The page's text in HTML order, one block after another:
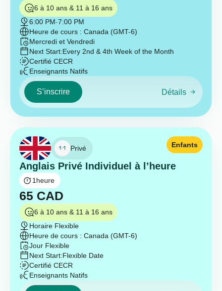
6 à 10 ans & 11 à 16 ans
6:00 PM-7:00 PM
Heure de cours : Canada (GMT-6)
Mercredi et Vendredi
Next Start:Every 2nd & 4th Week of the Month
Certifié CECR
Enseignants Natifs
S’inscrire Détails
Privé
Anglais Privé Individuel à l’heure
Enfants
1heure
65 CAD
6 à 10 ans & 11 à 16 ans
Horaire Flexible
Heure de cours : Canada (GMT-6)
Jour Flexible
Next Start:Flexible Date
Certifié CECR
Enseignants Natifs